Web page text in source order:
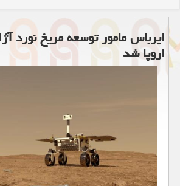
ایرباس مامور توسعه مریخ نورد
اروپا شد